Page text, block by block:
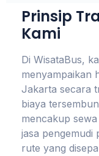
Prinsip
Kami
Di WisataBus,
menyampaikan
Jakarta secara
biaya
mencakup
jasa
rute yang